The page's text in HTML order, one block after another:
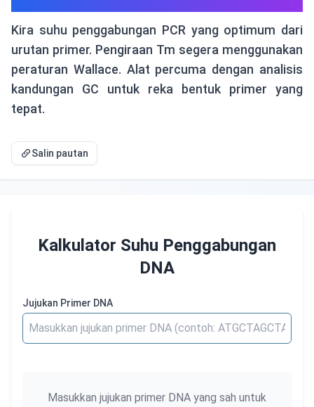
Kira suhu penggabungan PCR yang optimum dari
urutan primer. Pengiraan Tm segera menggunakan
peraturan Wallace. Alat percuma dengan analisis
kandungan GC untuk reka bentuk primer yang
tepat.
Salin pautan
Kalkulator Suhu Penggabungan
DNA
Jujukan Primer DNA
Masukkan jujukan primer DNA yang sah untuk